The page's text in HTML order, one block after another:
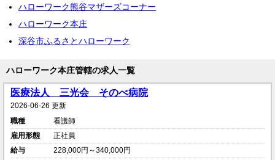
ハローワーク熊谷マザーズコーナー
ハローワーク本庄
深谷市ふるさとハローワーク
ハローワーク本庄管轄の求人一覧
医療法人 三光会 そのべ病院
2026-06-26 更新
職種
看護師
雇用形態
正社員
給与
228,000円～340,000円